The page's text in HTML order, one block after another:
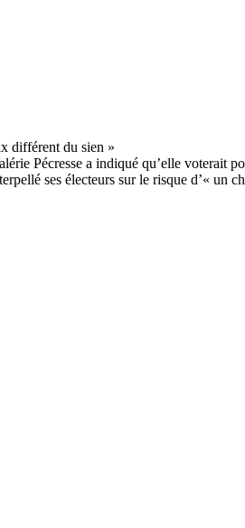
Pécresse a indiqué qu’elle voterait
ses électeurs sur le risque d’« un